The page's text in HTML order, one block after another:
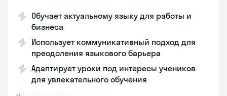
Обучает актуальному языку для работы и
бизнеса
Использует коммуникативный подход для
преодоления языкового барьера
Адаптирует уроки под интересы учеников
для увлекательного обучения